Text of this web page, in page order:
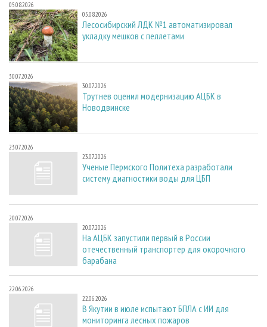
05.08.2026
05.08.2026
Лесосибирский ЛДК №1 автоматизировал
укладку мешков с пеллетами
30.07.2026
30.07.2026
Трутнев оценил модернизацию АЦБК в
Новодвинске
23.07.2026
23.07.2026
Ученые Пермского Политеха разработали
систему диагностики воды для ЦБП
20.07.2026
20.07.2026
На АЦБК запустили первый в России
отечественный транспортер для окорочного
барабана
22.06.2026
22.06.2026
В Якутии в июле испытают БПЛА с ИИ для
мониторинга лесных пожаров